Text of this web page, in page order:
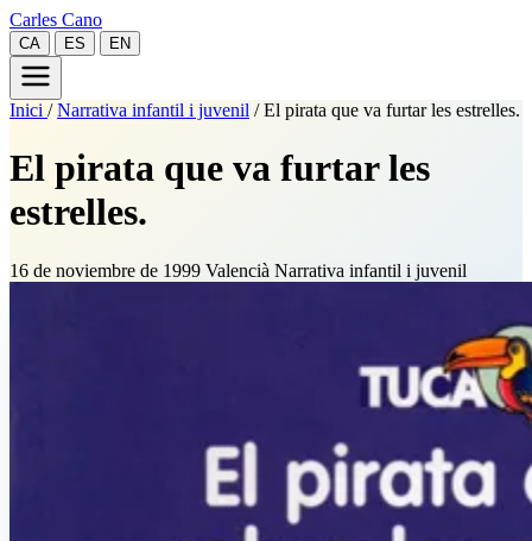
Carles Cano
CA ES EN
Inici / Narrativa infantil i juvenil / El pirata que va furtar les estrelles.
El pirata que va furtar les
estrelles.
16 de noviembre de 1999 Valencià Narrativa infantil i juvenil